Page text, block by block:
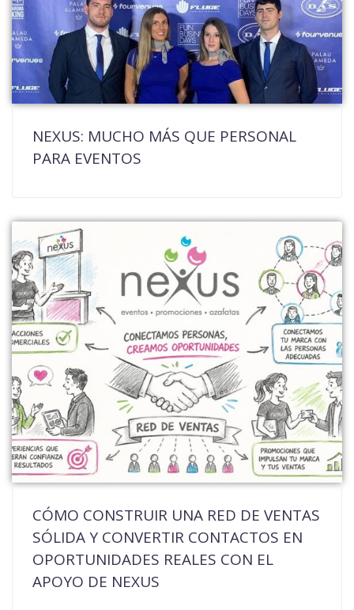
NEXUS: MUCHO MÁS QUE PERSONAL
PARA EVENTOS
CÓMO CONSTRUIR UNA RED DE VENTAS
SÓLIDA Y CONVERTIR CONTACTOS EN
OPORTUNIDADES REALES CON EL
APOYO DE NEXUS